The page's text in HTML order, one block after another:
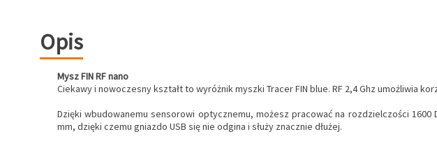
Opis
Mysz FIN RF nano
Ciekawy i nowoczesny kształt to wyróżnik myszki Tracer FIN blue. RF 2,4 Ghz umożliwia
Dzięki wbudowanemu sensorowi optycznemu, możesz pracować na rozdzielczości
mm, dzięki czemu gniazdo USB się nie odgina i służy znacznie dłużej.